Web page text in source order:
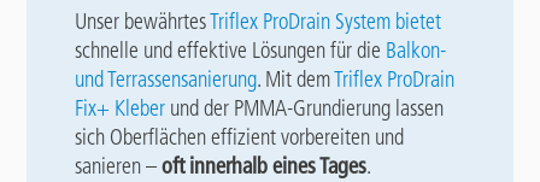
Unser bewährtesTriflex ProDrain System bietet
schnelle und effektive Lösungen für die Balkon-
und Terrassensanierung. Mit demTriflex ProDrain
Fix+ Kleber und der PMMA-Grundierung lassen
sich Oberflächen effizient vorbereiten und
sanieren –oft innerhalb eines Tages.